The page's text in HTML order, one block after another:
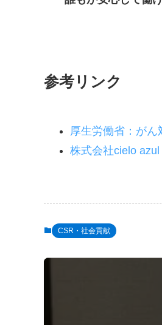
参考リンク
厚生労働省：がん
株式会社cielo
CSR・社会貢献